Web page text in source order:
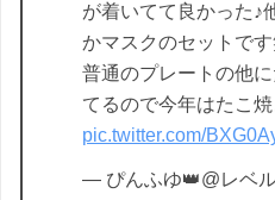
が着いてて良かった♪
かマスクのセットで
普通のプレートの他
てるので今年はたこ焼
pic.twitter.com/
— ぴんふゆ👑@レベ